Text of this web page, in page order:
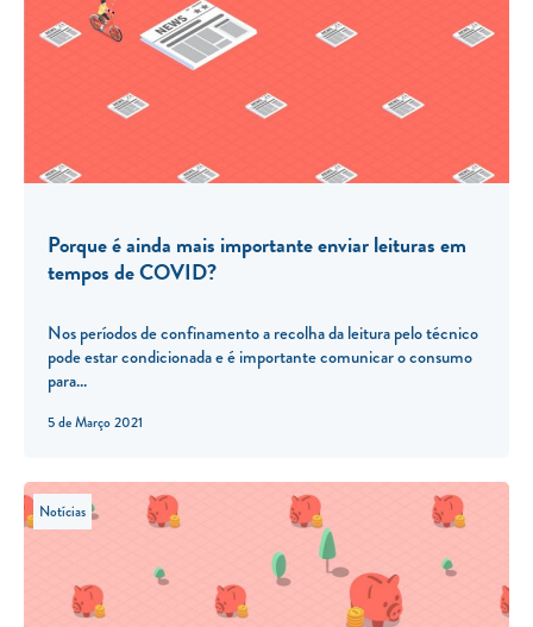
5 de Março 2021
Porque é ainda mais importante enviar leituras em
tempos de COVID?
Nos períodos de confinamento a recolha da leitura pelo técnico
pode estar condicionada e é importante comunicar o consumo
para...
Notícias